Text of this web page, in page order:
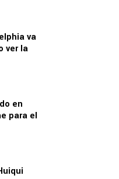
va
ver la
en
para el